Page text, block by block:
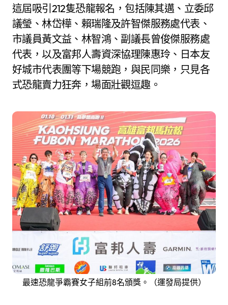
這屆吸引212隻恐龍報名，包括陳其邁、立委邱
議瑩、林岱樺、賴瑞隆及許智傑服務處代表、
市議員黃文益、林智鴻、副議長曾俊傑服務處
代表，以及富邦人壽資深協理陳惠玲、日本友
好城市代表團等下場競跑，與民同樂，只見各
式恐龍賣力狂奔，場面壯觀逗趣。
最速恐龍爭霸賽女子組前8名頒獎。（運發局提供）